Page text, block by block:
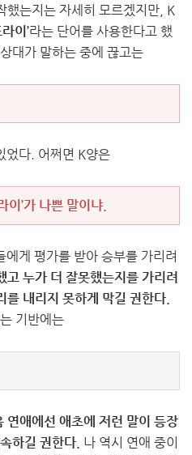
했는지는 자세히 모르겠지만, K
이’라는 단어를 사용한다고 했
대가 말하는 중에 끊고는
었다. 어쩌면 K양은
이’가 나쁜 말이냐.
게 평가를 받아 승부를 가리려
고 누가 더 잘못했는지를 가리려
내리지 못하게 막길 권한다.
기반에는
연애에선 애초에 저런 말이 등장
하길 권한다. 나 역시 연애 중이